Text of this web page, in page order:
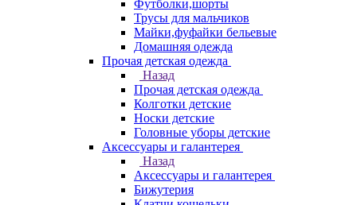
Футболки,шорты
Трусы для мальчиков
Майки,фуфайки бельевые
Домашняя одежда
Прочая детская одежда
Назад
Прочая детская одежда
Колготки детские
Носки детские
Головные уборы детские
Аксессуары и галантерея
Назад
Аксессуары и галантерея
Бижутерия